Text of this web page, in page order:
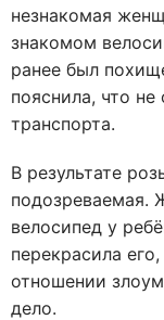
незнакомая
знакомом
ранее был
пояснила, что
транспорта.
В результате
подозреваемая.
велосипед у
перекрасила
отношении
дело.